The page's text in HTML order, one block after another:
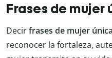
Frases de mujer
Decirfrases de mujer única
reconocer la fortaleza,